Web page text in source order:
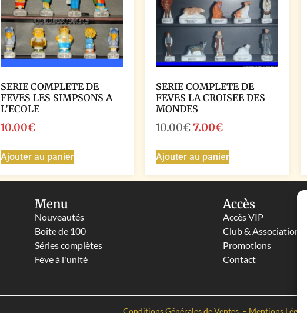
SERIE COMPLETE DE
FEVES LES SIMPSONS A
L’ECOLE
10.00€
Ajouter au panier
SERIE COMPLETE DE
FEVES LA CROISEE DES
MONDES
10.00€7.00€
Ajouter au panier
Menu
Nouveautés
Boite de 100
Séries complètes
Fève à l'unité
Accès
Accès VIP
Club & Associations
Promotions
Contact
Conditions Générales de Ventes – Mentions Légales